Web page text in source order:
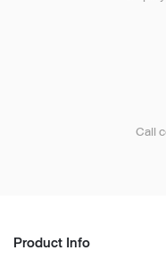
Call
Product Info